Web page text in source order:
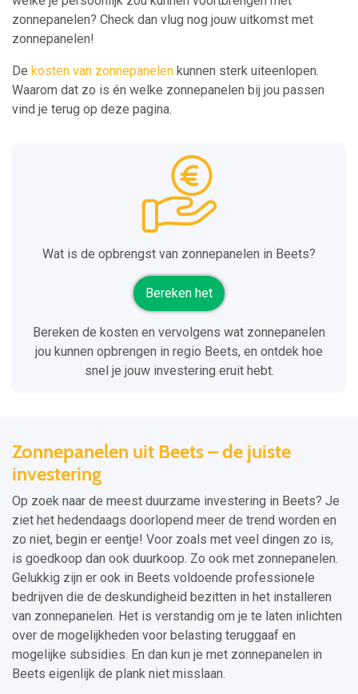
zonnepanelen? Check dan vlug nog jouw uitkomst met
zonnepanelen!
De kosten van zonnepanelen kunnen sterk uiteenlopen.
Waarom dat zo is én welke zonnepanelen bij jou passen
vind je terug op deze pagina.
Wat is de opbrengst van zonnepanelen in Beets?
Bereken het
Bereken de kosten en vervolgens wat zonnepanelen
jou kunnen opbrengen in regio Beets, en ontdek hoe
snel je jouw investering eruit hebt.
Zonnepanelen uit Beets – de juiste
investering
Op zoek naar de meest duurzame investering in Beets? Je
ziet het hedendaags doorlopend meer de trend worden en
zo niet, begin er eentje! Voor zoals met veel dingen zo is,
is goedkoop dan ook duurkoop. Zo ook met zonnepanelen.
Gelukkig zijn er ook in Beets voldoende professionele
bedrijven die de deskundigheid bezitten in het installeren
van zonnepanelen. Het is verstandig om je te laten inlichten
over de mogelijkheden voor belasting teruggaaf en
mogelijke subsidies. En dan kun je met zonnepanelen in
Beets eigenlijk de plank niet misslaan.